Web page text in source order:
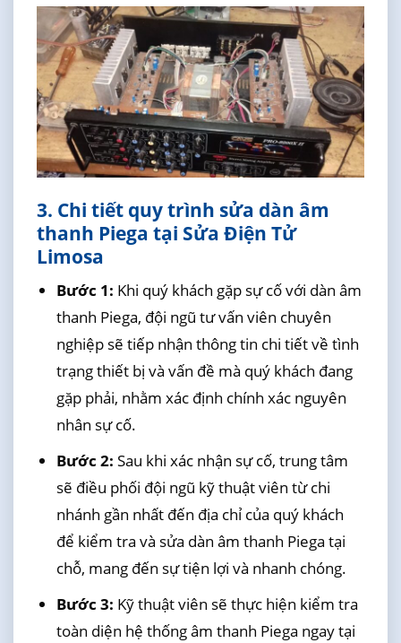
3. Chi tiết quy trình sửa dàn âm
thanh Piega tại Sửa Điện Tử
Limosa
Bước 1: Khi quý khách gặp sự cố với dàn âm
thanh Piega, đội ngũ tư vấn viên chuyên
nghiệp sẽ tiếp nhận thông tin chi tiết về tình
trạng thiết bị và vấn đề mà quý khách đang
gặp phải, nhằm xác định chính xác nguyên
nhân sự cố.
Bước 2: Sau khi xác nhận sự cố, trung tâm
sẽ điều phối đội ngũ kỹ thuật viên từ chi
nhánh gần nhất đến địa chỉ của quý khách
để kiểm tra và sửa dàn âm thanh Piega tại
chỗ, mang đến sự tiện lợi và nhanh chóng.
Bước 3: Kỹ thuật viên sẽ thực hiện kiểm tra
toàn diện hệ thống âm thanh Piega ngay tại